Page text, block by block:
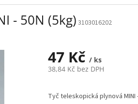
- 50N (5kg) 3103016202
47 Kč / ks
38,84 Kč bez DPH
cena:
Tyč teleskopická plynová MINI